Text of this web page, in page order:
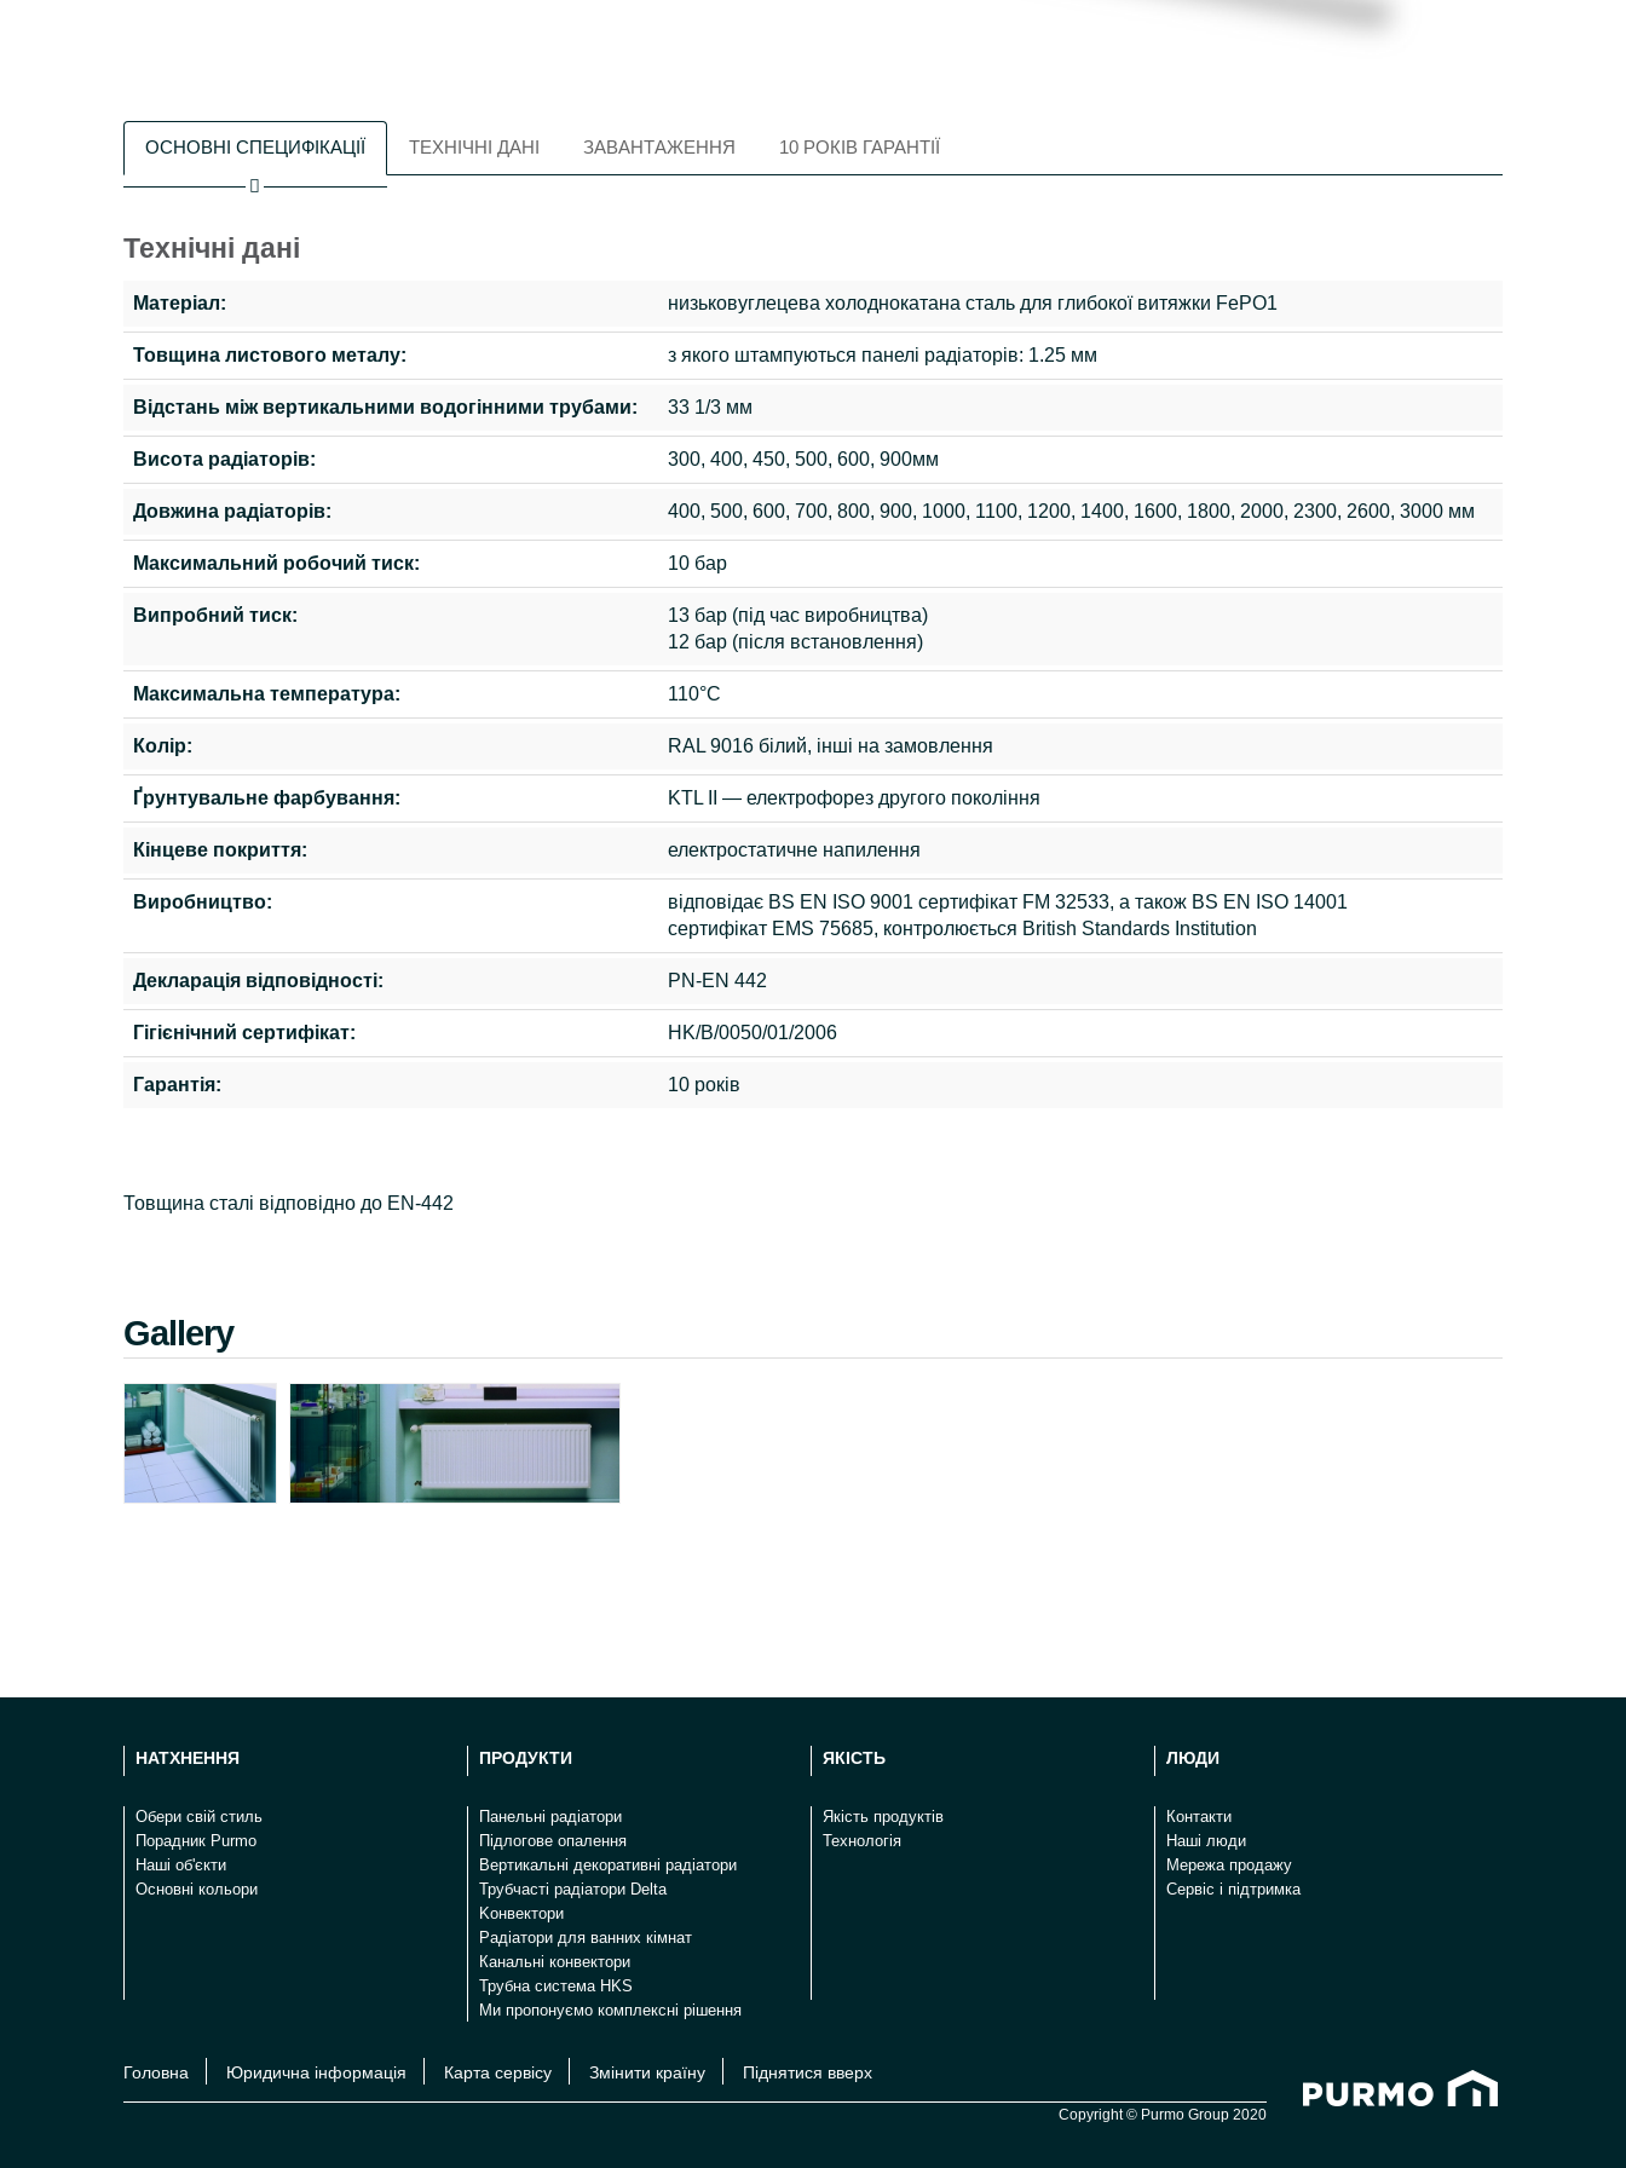
ОСНОВНІ СПЕЦИФІКАЦІЇ ТЕХНІЧНІ ДАНІ ЗАВАНТАЖЕННЯ 10 РОКІВ ГАРАНТІЇ
Технічні дані
Матеріал: низьковуглецева холоднокатана сталь для глибокої витяжки FePO1
Товщина листового металу: з якого штампуються панелі радіаторів: 1.25 мм
Відстань між вертикальними водогінними трубами: 33 1/3 мм
Висота радіаторів: 300, 400, 450, 500, 600, 900мм
Довжина радіаторів: 400, 500, 600, 700, 800, 900, 1000, 1100, 1200, 1400, 1600, 1800, 2000, 2300, 2600, 3000 мм
Максимальний робочий тиск: 10 бар
Випробний тиск:
13 бар (під час виробництва)
12 бар (після встановлення)
Максимальна температура: 110°C
Колір: RAL 9016 білий, інші на замовлення
Ґрунтувальне фарбування: KTL II — електрофорез другого покоління
Кінцеве покриття: електростатичне напилення
Виробництво:
відповідає BS EN ISO 9001 сертифікат FM 32533, а також BS EN ISO 14001
сертифікат EMS 75685, контролюється British Standards Institution
Декларація відповідності: PN-EN 442
Гігієнічний сертифікат: HK/B/0050/01/2006
Гарантія: 10 років
Товщина сталі відповідно до EN-442
Gallery
НАТХНЕННЯ
Oбери свій стиль
Порадник Purmo
Наші об'єкти
Основні кольори
ПРОДУКТИ
Панельні радіатори
Підлогове опалення
Вертикальні декоративні радіатори
Трубчасті радіатори Delta
Kонвектори
Радіатори для ванних кімнат
Канальні конвектори
Трубна система HKS
Ми пропонуємо комплексні рішення
ЯКІСТЬ
Якість продуктів
Технологія
ЛЮДИ
Контакти
Наші люди
Мережа продажу
Сервіс і підтримка
Головна Юридична інформація Карта сервісу Змінити країну Піднятися вверх
Copyright © Purmo Group 2020